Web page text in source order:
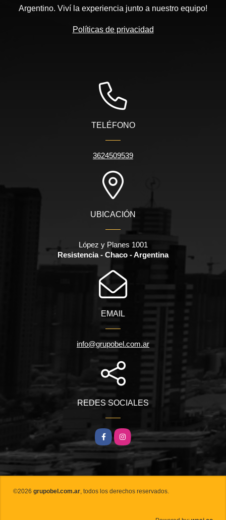
Argentino. Viví la experiencia junto a nuestro equipo!
Políticas de privacidad
TELÉFONO
3624509539
UBICACIÓN
López y Planes 1001
Resistencia - Chaco - Argentina
EMAIL
info@grupobel.com.ar
REDES SOCIALES
FacebookInstagram
©2026 grupobel.com.ar , todos los derechos reservados.